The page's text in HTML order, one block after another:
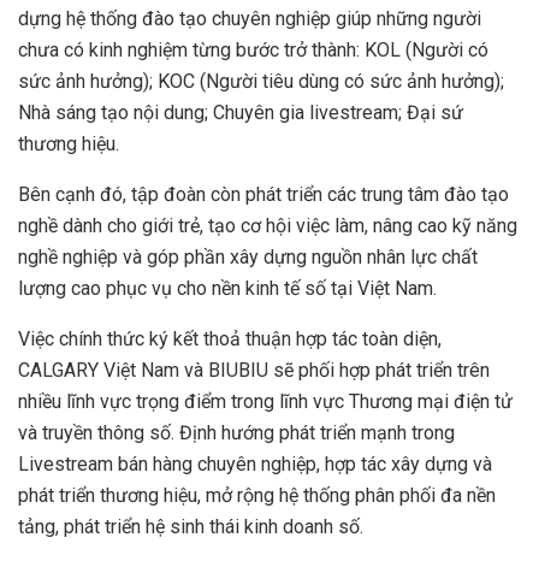
dựng hệ thống đào tạo chuyên nghiệp giúp những người
chưa có kinh nghiệm từng bước trở thành: KOL (Người có
sức ảnh hưởng); KOC (Người tiêu dùng có sức ảnh hưởng);
Nhà sáng tạo nội dung; Chuyên gia livestream; Đại sứ
thương hiệu.
Bên cạnh đó, tập đoàn còn phát triển các trung tâm đào tạo
nghề dành cho giới trẻ, tạo cơ hội việc làm, nâng cao kỹ năng
nghề nghiệp và góp phần xây dựng nguồn nhân lực chất
lượng cao phục vụ cho nền kinh tế số tại Việt Nam.
Việc chính thức ký kết thoả thuận hợp tác toàn diện,
CALGARY Việt Nam và BIUBIU sẽ phối hợp phát triển trên
nhiều lĩnh vực trọng điểm trong lĩnh vực Thương mại điện tử
và truyền thông số. Định hướng phát triển mạnh trong
Livestream bán hàng chuyên nghiệp, hợp tác xây dựng và
phát triển thương hiệu, mở rộng hệ thống phân phối đa nền
tảng, phát triển hệ sinh thái kinh doanh số.